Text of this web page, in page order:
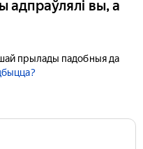
адпраўлялі вы, а
прылады падобныя да